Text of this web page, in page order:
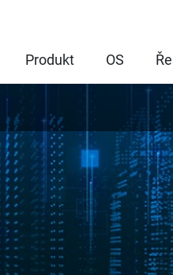
Produkt OS